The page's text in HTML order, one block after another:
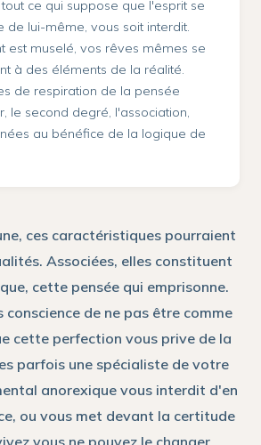
ce qui suppose que l'esprit se
de lui-même, vous soit interdit.
est muselé, vos rêves mêmes se
à des éléments de la réalité.
de respiration de la pensée
le second degré, l'association,
au bénéfice de la logique de
ces caractéristiques pourraient
Associées, elles constituent
cette pensée qui emprisonne.
conscience de ne pas être comme
cette perfection vous prive de la
parfois une spécialiste de votre
anorexique vous interdit d'en
ou vous met devant la certitude
vous ne pouvez le changer.